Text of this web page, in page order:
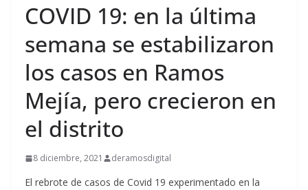
COVID 19: en la última
semana se estabilizaron
los casos en Ramos
Mejía, pero crecieron en
el distrito
8 diciembre, 2021 deramosdigital
El rebrote de casos de Covid 19 experimentado en la